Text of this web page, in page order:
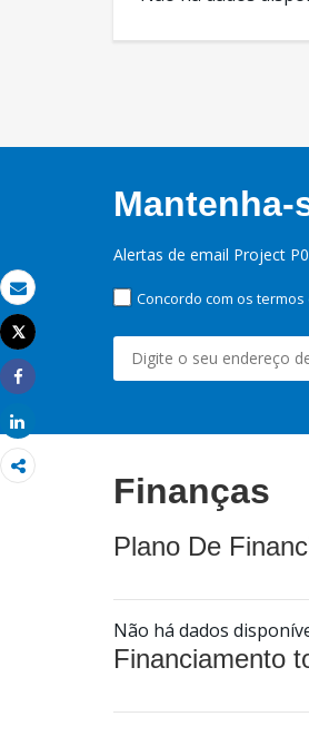
Email
Imprimir
Tweet
Share
Alertas de email Project
Concordo com os
Finanças
Plano De
Não há dados
Financiamento